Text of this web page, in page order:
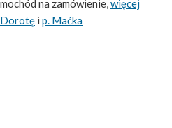
na zamówienie,więcej
Dorotę i p. Maćka